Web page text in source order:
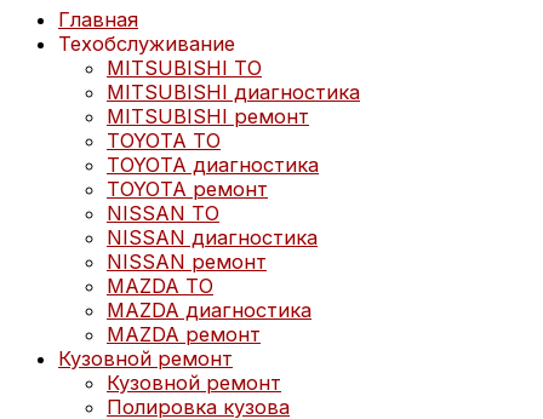
Главная
Техобслуживание
MITSUBISHI ТО
MITSUBISHI диагностика
MITSUBISHI ремонт
TOYOTA ТО
TOYOTA диагностика
TOYOTA ремонт
NISSAN ТО
NISSAN диагностика
NISSAN ремонт
MAZDA ТО
MAZDA диагностика
MAZDA ремонт
Кузовной ремонт
Кузовной ремонт
Полировка кузова